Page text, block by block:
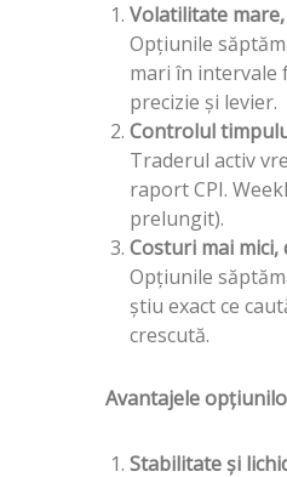
Volatilitate
Opțiunile
mari în intervale
precizie și levier.
Controlul
Traderul activ
raport CPI.
prelungit).
Costuri mai
Opțiunile
știu exact ce
crescută.
Avantajele
Stabilitate și